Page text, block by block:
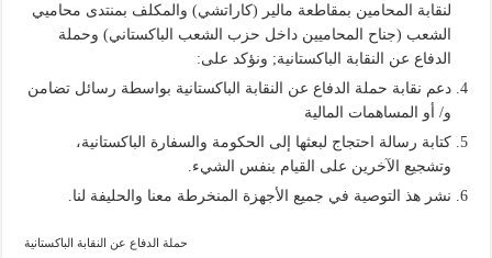
لنقابة المحامين بمقاطعة مالير (كاراتشي) والمكلف بمنتدى محاميي
الشعب (جناح المحاميين داخل حزب الشعب الباكستاني) وحملة
الدفاع عن النقابة الباكستانية; ونؤكد على:
دعم نقابة حملة الدفاع عن النقابة الباكستانية بواسطة رسائل تضامن
و/ أو المساهمات المالية
كتابة رسالة احتجاج لبعثها إلى الحكومة والسفارة الباكستانية،
وتشجيع الآخرين على القيام بنفس الشيء.
نشر هذ التوصية في جميع الأجهزة المنخرطة معنا والحليفة لنا.
حملة الدفاع عن النقابة الباكستانية